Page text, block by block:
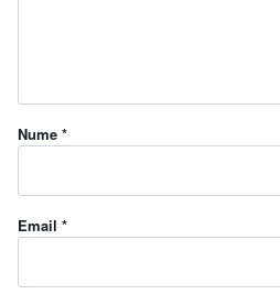
Nume *
Email *